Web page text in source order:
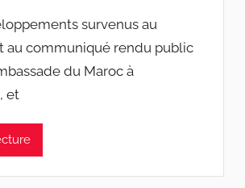
survenus au
au communiqué rendu public
du Maroc à
et